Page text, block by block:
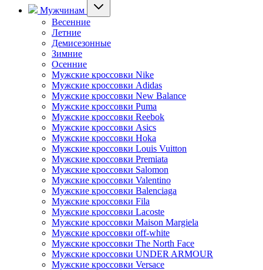
Мужчинам
Весенние
Летние
Демисезонные
Зимние
Осенние
Мужские кроссовки Nike
Мужские кроссовки Adidas
Мужские кроссовки New Balance
Мужские кроссовки Puma
Мужские кроссовки Reebok
Мужские кроссовки Asics
Мужские кроссовки Hoka
Мужские кроссовки Louis Vuitton
Мужские кроссовки Premiata
Мужские кроссовки Salomon
Мужские кроссовки Valentino
Мужские кроссовки Balenciaga
Мужские кроссовки Fila
Мужские кроссовки Lacoste
Мужские кроссовки Maison Margiela
Мужские кроссовки off-white
Мужские кроссовки The North Face
Мужские кроссовки UNDER ARMOUR
Мужские кроссовки Versace